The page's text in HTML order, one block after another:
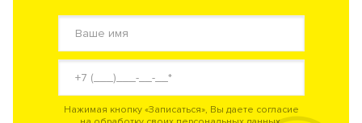
Нажимая кнопку «Записаться», Вы даете согласие